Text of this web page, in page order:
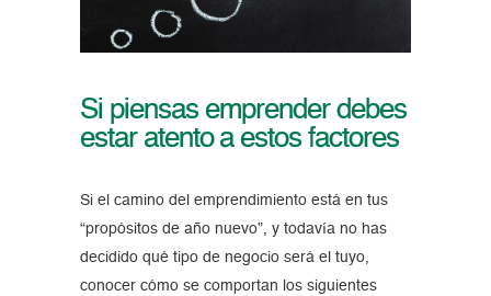
Si piensas emprender debes
estar atento a estos factores
Si el camino del emprendimiento está en tus
“propósitos de año nuevo”, y todavía no has
decidido qué tipo de negocio será el tuyo,
conocer cómo se comportan los siguientes